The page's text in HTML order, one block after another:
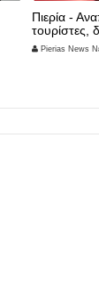
Θρίλερ
μέσα στο